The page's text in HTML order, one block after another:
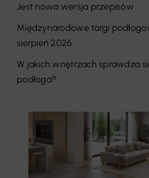
Jest nowa wersja przepisów
Międzynarodowe targi
sierpień 2026
W jakich wnętrzach sprawdza
podłoga?